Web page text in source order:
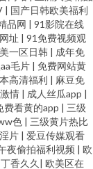
| 国产日韩欧美福利
品网 | 91影院在线
址 | 91免费视频观
一区日韩 | 成年免
毛片 | 免费网站黄
高清福利 | 麻豆免
情 | 成人丝瓜app |
费看黄的app | 三级
色 | 三级黄片热比
片 | 爱豆传媒观看
夜偷拍福利视频 | 欧
丁香久久 | 欧美区在